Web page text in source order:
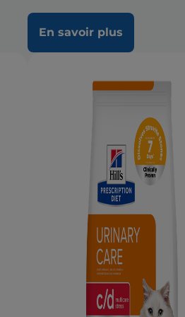
En savoir plus